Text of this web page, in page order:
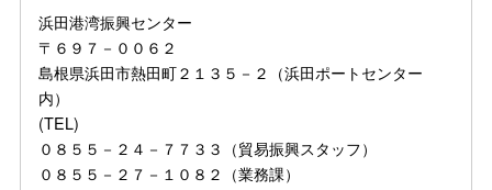
浜田港湾振興センター
〒６９７－００６２
島根県浜田市熱田町２１３５－２（浜田ポートセンター
内）
(TEL)
０８５５－２４－７７３３（貿易振興スタッフ）
０８５５－２７－１０８２（業務課）